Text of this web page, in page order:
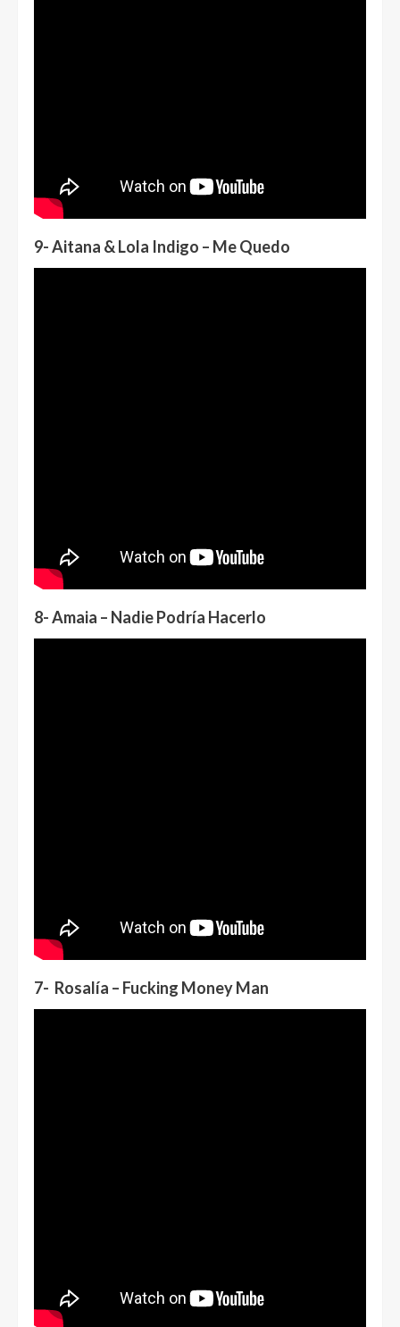
9- Aitana & Lola Indigo – Me Quedo
8- Amaia – Nadie Podría Hacerlo
7- Rosalía – Fucking Money Man